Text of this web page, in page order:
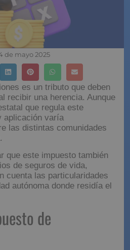
de mayo 2025
es un tributo que deben
recibir una herencia. Aunque
que regula este
aplicación varía
las distintas comunidades
que este impuesto también
de seguros de vida,
cuenta las particularidades
autónoma donde residía el
de